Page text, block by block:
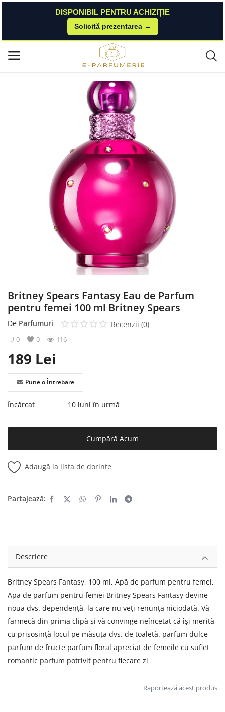
DISPONIBIL PENTRU ACHIZIȚIE
Solicită prezentarea →
Meniu principal
Parfumuri Pentru Femei
Britney Spears Fantasy Eau de Parfum pentru femei 100 ml Britney Spea
Britney Spears Fantasy Eau de Parfum
pentru femei 100 ml Britney Spears
De Parfumuri Recenzii (0)
0 0 116
189 Lei
Pune o Întrebare
Încărcat 10 luni în urmă
Cumpără Acum
Adaugă la lista de dorințe
Partajează:
Descriere
Britney Spears Fantasy, 100 ml, Apă de parfum pentru femei,
Apa de parfum pentru femei Britney Spears Fantasy devine
noua dvs. dependență, la care nu veți renunța niciodată. Vă
farmecă din prima clipă și vă convinge neîncetat că își merită
cu prisosință locul pe măsuța dvs. de toaletă. parfum dulce
parfum de fructe parfum floral apreciat de femeile cu suflet
romantic parfum potrivit pentru fiecare zi
Raportează acest produs